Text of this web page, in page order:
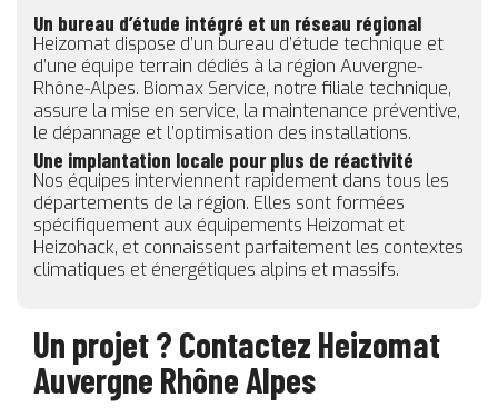
Un bureau d’étude intégré et un réseau régional
Heizomat dispose d’un bureau d’étude technique et
d’une équipe terrain dédiés à la région Auvergne-
Rhône-Alpes. Biomax Service, notre filiale technique,
assure la mise en service, la maintenance préventive,
le dépannage et l’optimisation des installations.
Une implantation locale pour plus de réactivité
Nos équipes interviennent rapidement dans tous les
départements de la région. Elles sont formées
spécifiquement aux équipements Heizomat et
Heizohack, et connaissent parfaitement les contextes
climatiques et énergétiques alpins et massifs.
Un projet ? Contactez Heizomat
Auvergne Rhône Alpes